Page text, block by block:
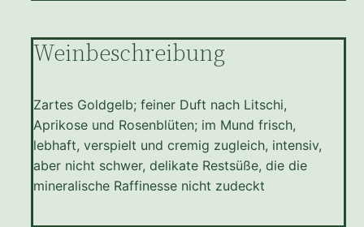
Weinbeschreibung
Zartes Goldgelb; feiner Duft nach Litschi,
Aprikose und Rosenblüten; im Mund frisch,
lebhaft, verspielt und cremig zugleich, intensiv,
aber nicht schwer, delikate Restsüße, die die
mineralische Raffinesse nicht zudeckt